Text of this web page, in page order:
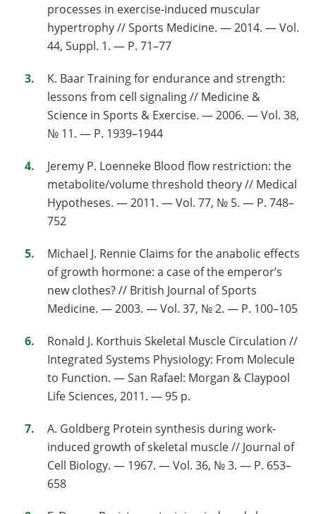
processes in exercise-induced muscular
hypertrophy // Sports Medicine. — 2014. — Vol.
44, Suppl. 1. — P. 71–77
K. Baar Training for endurance and strength:
lessons from cell signaling // Medicine &
Science in Sports & Exercise. — 2006. — Vol. 38,
№ 11. — P. 1939–1944
Jeremy P. Loenneke Blood flow restriction: the
metabolite/volume threshold theory // Medical
Hypotheses. — 2011. — Vol. 77, № 5. — P. 748–
752
Michael J. Rennie Claims for the anabolic effects
of growth hormone: a case of the emperor’s
new clothes? // British Journal of Sports
Medicine. — 2003. — Vol. 37, № 2. — P. 100–105
Ronald J. Korthuis Skeletal Muscle Circulation //
Integrated Systems Physiology: From Molecule
to Function. — San Rafael: Morgan & Claypool
Life Sciences, 2011. — 95 p.
A. Goldberg Protein synthesis during work-
induced growth of skeletal muscle // Journal of
Cell Biology. — 1967. — Vol. 36, № 3. — P. 653–
658